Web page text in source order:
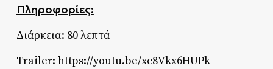
Πληροφορίες:
Διάρκεια: 80 λεπτά
Trailer: https://youtu.be/xc8Vkx6HUPk